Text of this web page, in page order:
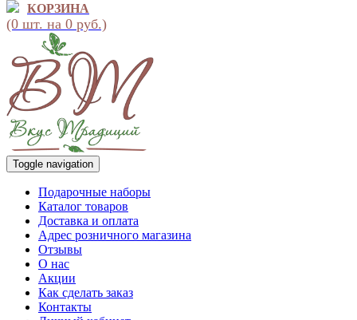
КОРЗИНА
(0 шт. на 0 руб.)
Toggle navigation
Подарочные наборы
Каталог товаров
Доставка и оплата
Адрес розничного магазина
Отзывы
О нас
Акции
Как сделать заказ
Контакты